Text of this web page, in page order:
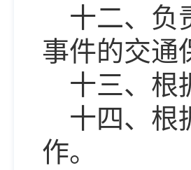
十二、负
事件的交通
十三、根
十四、根
作。